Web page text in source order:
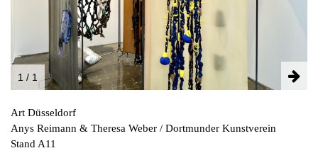
PARTNER
IMPRESSUM
DATENSCHUTZ
1 / 1
Art Düsseldorf
Anys Reimann & Theresa Weber / Dortmunder Kunstverein
Stand A11